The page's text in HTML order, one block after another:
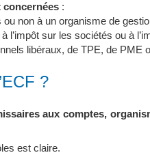
concernées :
non à un organisme de
l’impôt sur les sociétés ou à
libéraux, de TPE, de PME
?
aux comptes,
est claire.